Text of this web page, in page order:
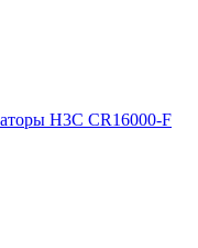
H3C CR16000-F